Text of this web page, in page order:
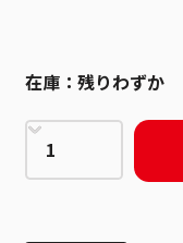
在庫： 残りわずか